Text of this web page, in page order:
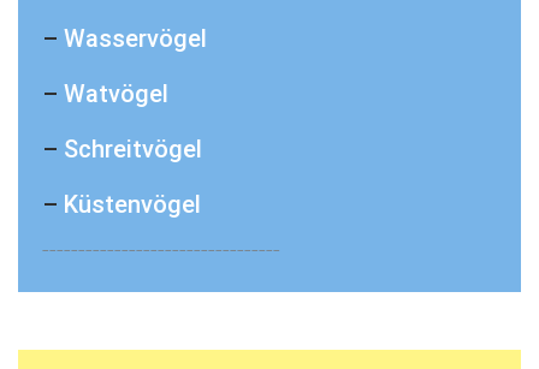
– Wasservögel
– Watvögel
– Schreitvögel
– Küstenvögel